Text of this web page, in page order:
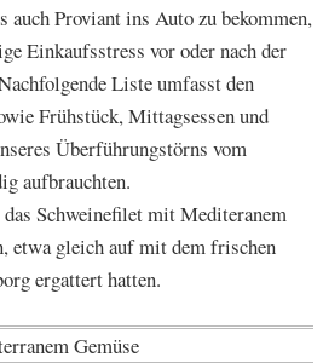
auch Proviant ins Auto zu bekommen,
Einkaufsstress vor oder nach der
Liste umfasst den
Frühstück, Mittagsessen und
Überführungstörns vom
aufbrauchten.
Schweinefilet mit Mediteranem
etwa gleich auf mit dem frischen
ergattert hatten.